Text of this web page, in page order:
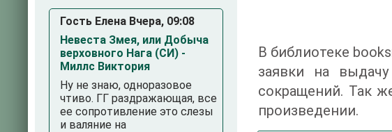
В библиотеке
заявки на
сокращений. Так
произведении.
Гость Елена Вчера, 09:08
Невеста Змея, или Добыча
верховного Нага (СИ) -
Миллс Виктория
Ну не знаю, одноразовое
чтиво. ГГ раздражающая, все
ее сопротивление это слезы
и валяние на